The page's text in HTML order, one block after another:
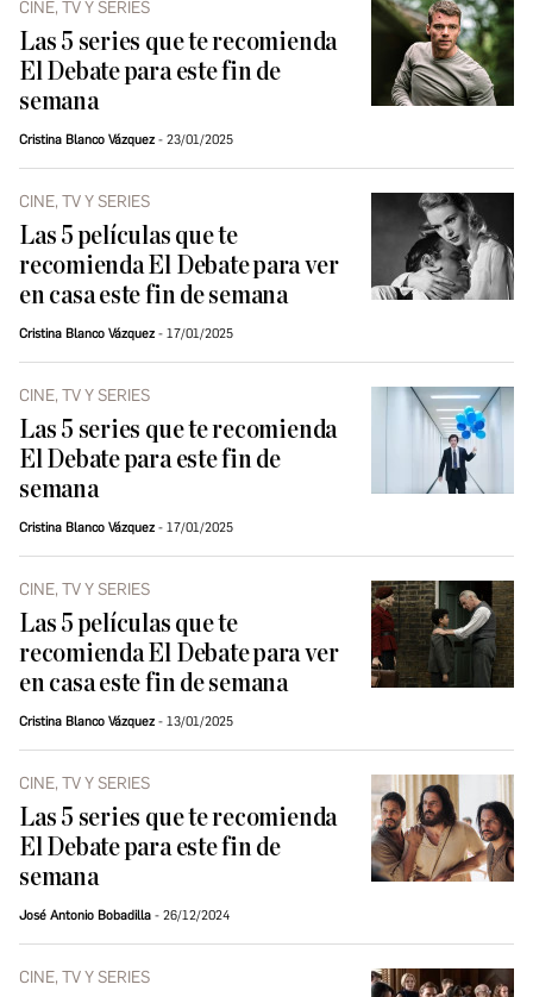
CINE, TV Y SERIES
Las 5 series que te recomienda
El Debate para este fin de
semana
Cristina Blanco Vázquez 23/01/2025
CINE, TV Y SERIES
Las 5 películas que te
recomienda El Debate para ver
en casa este fin de semana
Cristina Blanco Vázquez 17/01/2025
CINE, TV Y SERIES
Las 5 series que te recomienda
El Debate para este fin de
semana
Cristina Blanco Vázquez 17/01/2025
CINE, TV Y SERIES
Las 5 películas que te
recomienda El Debate para ver
en casa este fin de semana
Cristina Blanco Vázquez 13/01/2025
CINE, TV Y SERIES
Las 5 series que te recomienda
El Debate para este fin de
semana
José Antonio Bobadilla 26/12/2024
CINE, TV Y SERIES